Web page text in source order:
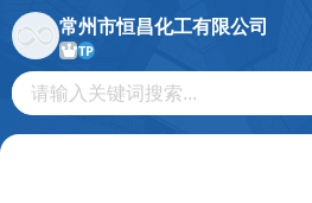
常州市恒昌化工有限公司
TP